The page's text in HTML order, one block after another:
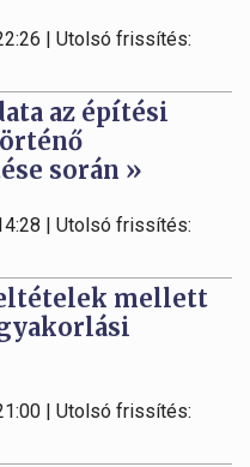
| Utolsó frissítés:
az építési
során »
| Utolsó frissítés:
mellett
| Utolsó frissítés: